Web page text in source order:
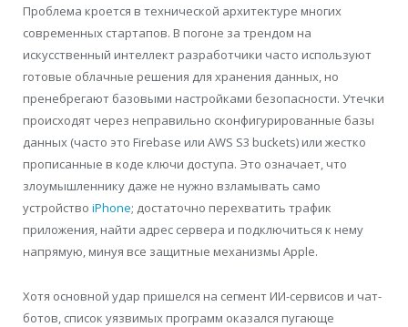
Проблема кроется в технической архитектуре многих
современных стартапов. В погоне за трендом на
искусственный интеллект разработчики часто используют
готовые облачные решения для хранения данных, но
пренебрегают базовыми настройками безопасности. Утечки
происходят через неправильно сконфигурированные базы
данных (часто это Firebase или AWS S3 buckets) или жестко
прописанные в коде ключи доступа. Это означает, что
злоумышленнику даже не нужно взламывать само
устройство iPhone; достаточно перехватить трафик
приложения, найти адрес сервера и подключиться к нему
напрямую, минуя все защитные механизмы Apple.
Хотя основной удар пришелся на сегмент ИИ-сервисов и чат-
ботов, список уязвимых программ оказался пугающе